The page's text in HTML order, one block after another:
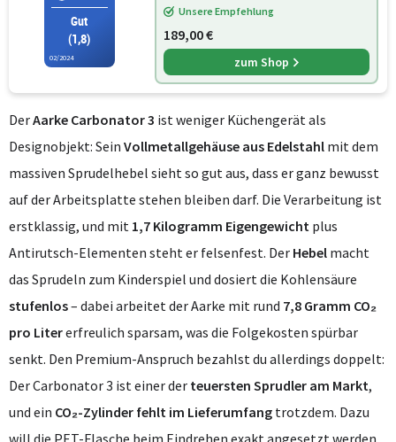
Gut
(1,8)
02/2024
Unsere Empfehlung
189,00 €
zum Shop
DerAarke Carbonator 3 ist weniger Küchengerät als
Designobjekt: Sein Vollmetallgehäuse aus Edelstahl mit dem
massiven Sprudelhebel sieht so gut aus, dass er ganz bewusst
auf der Arbeitsplatte stehen bleiben darf. Die Verarbeitung ist
erstklassig, und mit 1,7 Kilogramm Eigengewicht plus
Antirutsch-Elementen steht er felsenfest. Der Hebel macht
das Sprudeln zum Kinderspiel und dosiert die Kohlensäure
stufenlos– dabei arbeitet der Aarke mit rund 7,8 Gramm CO₂
pro Litererfreulich sparsam, was die Folgekosten spürbar
senkt. Den Premium-Anspruch bezahlst du allerdings doppelt:
Der Carbonator 3 ist einer der teuersten Sprudler am Markt,
und ein CO₂-Zylinder fehlt im Lieferumfang trotzdem. Dazu
will die PET-Flasche beim Eindrehen exakt angesetzt werden,